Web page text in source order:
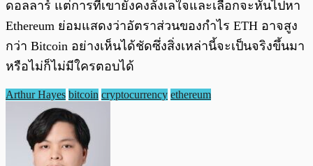
ดอลลาร์ แต่การที่เขายังคงลังเลใจและเลือกจะหันไปหา
Ethereum ย่อมแสดงว่าอัตราส่วนของกำไร ETH อาจสูง
กว่า Bitcoin อย่างเห็นได้ชัดซึ่งสิ่งเหล่านี้จะเป็นจริงขึ้นมา
หรือไม่ก็ไม่มีใครตอบได้
Arthur Hayes bitcoin cryptocurrency ethereum